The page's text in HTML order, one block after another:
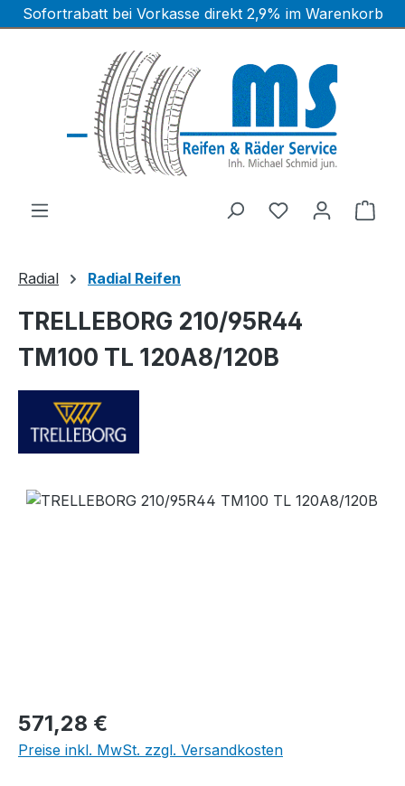
Zum Hauptinhalt springen
Sofortrabatt bei Vorkasse direkt 2,9% im Warenkorb
Radial Radial Reifen
TRELLEBORG 210/95R44
TM100 TL 120A8/120B
Bildergalerie überspringen
Regulärer Preis:
571,28 €
Preise inkl. MwSt. zzgl. Versandkosten